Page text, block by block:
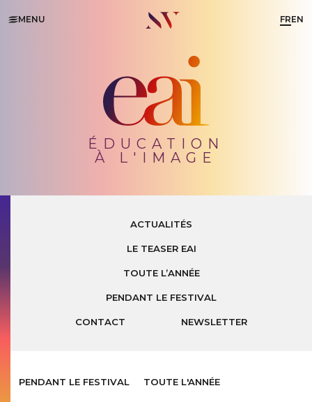
MENU FREN
ÉDUCATION
À L'IMAGE
ACTUALITÉS
LE TEASER EAI
TOUTE L’ANNÉE
PENDANT LE FESTIVAL
CONTACT NEWSLETTER
PENDANT LE FESTIVAL TOUTE L'ANNÉE